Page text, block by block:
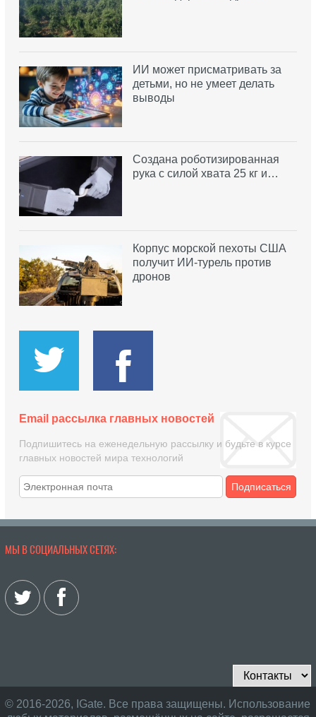
ИИ может присматривать за
детьми, но не умеет делать
выводы
Создана роботизированная
рука с силой хвата 25 кг и…
Корпус морской пехоты США
получит ИИ-турель против
дронов
Email рассылка главных новостей
Подпишитесь на еженедельную рассылку и будьте в курсе
главных новостей мира технологий
Подписаться
МЫ В СОЦИАЛЬНЫХ СЕТЯХ:
© 2016-2026, IGate. Все права защищены. Использование